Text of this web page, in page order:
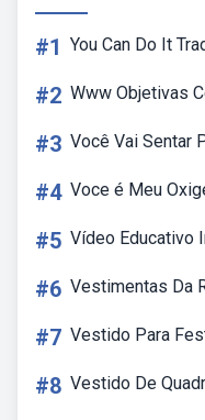
#1 You Can Do It
#2 Www Objetivas
#3 Você Vai Sentar
#4 Voce é Meu
#5 Vídeo Educativo
#6 Vestimentas Da
#7 Vestido Para
#8 Vestido De